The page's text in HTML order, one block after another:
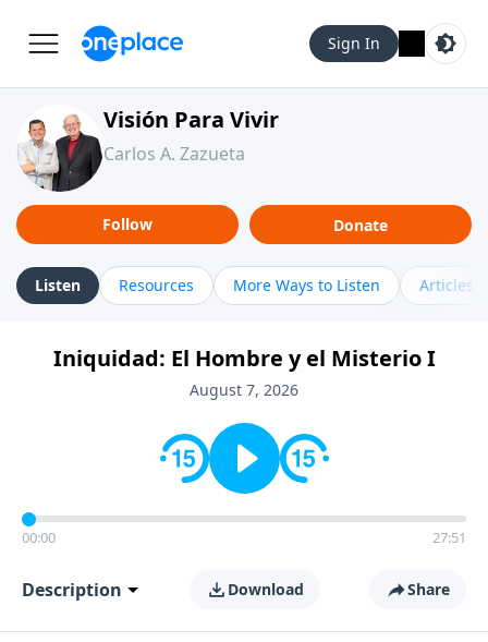
Sign In
Visión Para Vivir
Carlos A. Zazueta
Follow Donate
Listen Resources More Ways to Listen Articles
Iniquidad: El Hombre y el Misterio I
August 7, 2026
00:00 27:51
Description Download Share